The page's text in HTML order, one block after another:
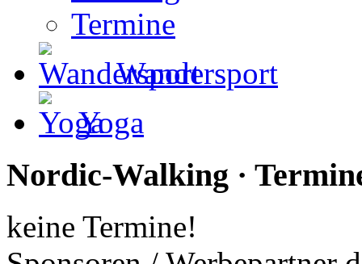
Termine
Wandersport
Yoga
Nordic-Walking ·
keine Termine!